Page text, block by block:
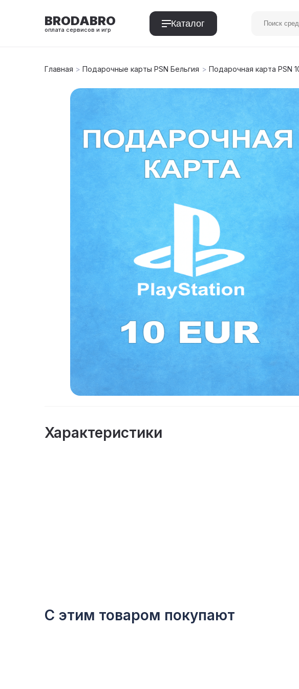
BRODABRO
оплата сервисов и игр
Каталог
Telegram Premium
Главная > Подарочные карты PSN Бельгия > Подарочная карта PSN
Характеристики
С этим товаром покупают